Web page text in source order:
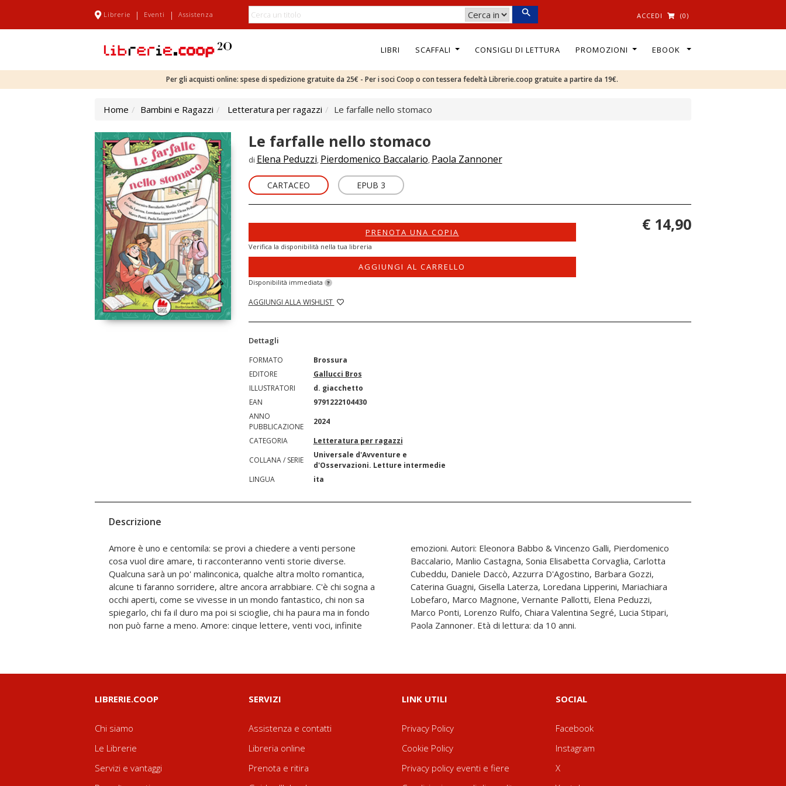
Librerie | Eventi | Assistenza ACCEDI (0)
LIBRI SCAFFALI CONSIGLI DI LETTURA PROMOZIONI EBOOK
Per gli acquisti online: spese di spedizione gratuite da 25€ - Per i soci Coop o con tessera fedeltà Librerie.coop gratuite a partire da 19€.
Home Bambini e Ragazzi Letteratura per ragazzi Le farfalle nello stomaco
Le farfalle nello stomaco
di Elena Peduzzi, Pierdomenico Baccalario, Paola Zannoner
CARTACEO EPUB 3
PRENOTA UNA COPIA
Verifica la disponibilità nella tua libreria
AGGIUNGI AL CARRELLO
Disponibilità immediata ?
AGGIUNGI ALLA WISHLIST
€ 14,90
Dettagli
FORMATO
Brossura
EDITORE
Gallucci Bros
ILLUSTRATORI
d. giacchetto
EAN
9791222104430
ANNO
PUBBLICAZIONE
2024
CATEGORIA
Letteratura per ragazzi
COLLANA / SERIE
Universale d'Avventure e
d'Osservazioni. Letture intermedie
LINGUA
ita
Descrizione
Amore è uno e centomila: se provi a chiedere a venti persone
cosa vuol dire amare, ti racconteranno venti storie diverse.
Qualcuna sarà un po' malinconica, qualche altra molto romantica,
alcune ti faranno sorridere, altre ancora arrabbiare. C'è chi sogna a
occhi aperti, come se vivesse in un mondo fantastico, chi non sa
spiegarlo, chi fa il duro ma poi si scioglie, chi ha paura ma in fondo
non può farne a meno. Amore: cinque lettere, venti voci, infinite
emozioni. Autori: Eleonora Babbo & Vincenzo Galli, Pierdomenico
Baccalario, Manlio Castagna, Sonia Elisabetta Corvaglia, Carlotta
Cubeddu, Daniele Daccò, Azzurra D'Agostino, Barbara Gozzi,
Caterina Guagni, Gisella Laterza, Loredana Lipperini, Mariachiara
Lobefaro, Marco Magnone, Vernante Pallotti, Elena Peduzzi,
Marco Ponti, Lorenzo Rulfo, Chiara Valentina Segré, Lucia Stipari,
Paola Zannoner. Età di lettura: da 10 anni.
LIBRERIE.COOP
Chi siamo
Le Librerie
Servizi e vantaggi
SERVIZI
Assistenza e contatti
Libreria online
Prenota e ritira
LINK UTILI
Privacy Policy
Cookie Policy
Privacy policy eventi e fiere
SOCIAL
Facebook
Instagram
X